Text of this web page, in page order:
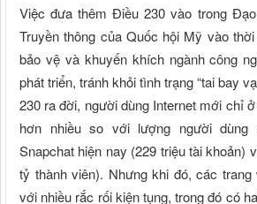
Việc đưa thêm Điều 230 vào trong
Truyền thông của Quốc hội Mỹ vào
bảo vệ và khuyến khích ngành công
phát triển, tránh khỏi tình trạng “tai bay
230 ra đời, người dùng Internet mới chỉ
hơn nhiều so với lượng người dùng
Snapchat hiện nay (229 triệu tài khoản)
tỷ thành viên). Nhưng khi đó, các
với nhiều rắc rối kiện tụng, trong đó có